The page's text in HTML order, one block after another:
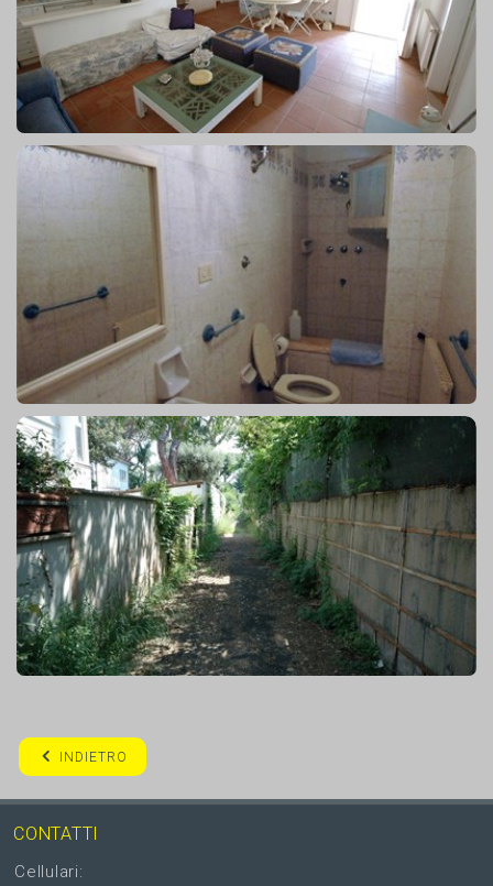
INDIETRO
CONTATTI
Cellulari: